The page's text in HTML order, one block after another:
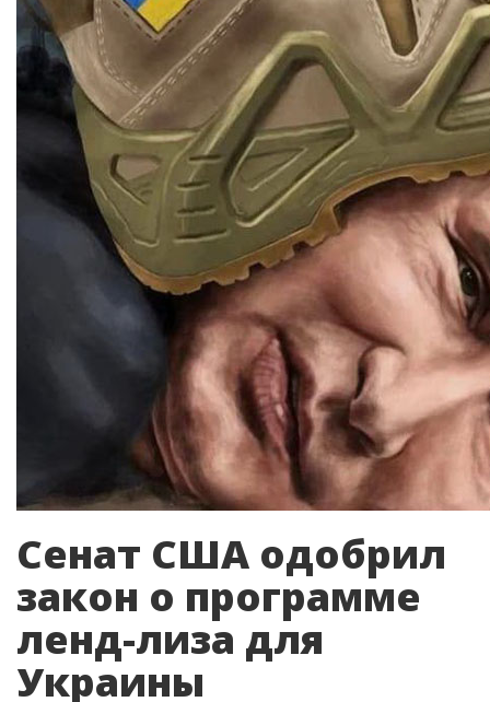
Сенат США одобрил
закон о программе
ленд-лиза для
Украины